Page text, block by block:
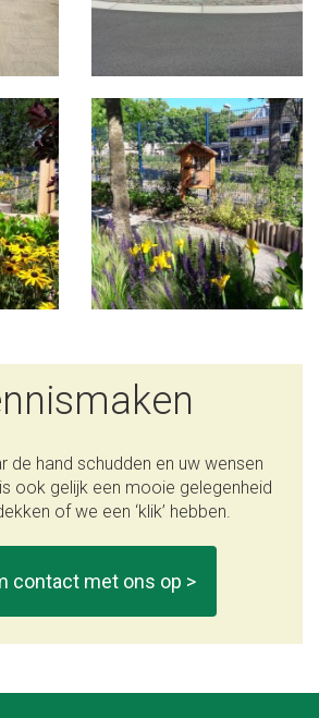
de hand schudden en uw wensen
ook gelijk een mooie gelegenheid
of we een ‘klik’ hebben.
contact met ons op >